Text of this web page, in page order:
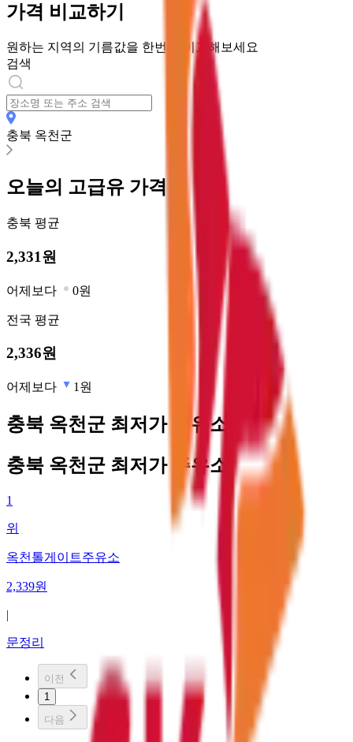
가격 비교하기
원하는 지역의 기름값을 한번에 비교해보세요
검색
충북 옥천군
오늘의 고급유 가격
충북 평균
2,331원
어제보다 0원
전국 평균
2,336원
어제보다 1원
충북 옥천군 최저가 주유소
충북 옥천군 최저가 주유소
1
위
옥천톨게이트주유소
2,339원
|
문정리
이전
1
다음